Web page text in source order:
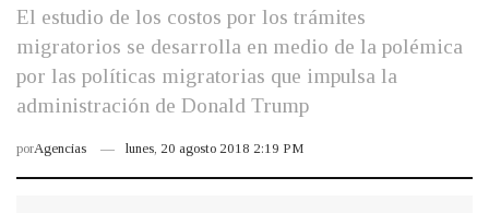
El estudio de los costos por los trámites
migratorios se desarrolla en medio de la polémica
por las políticas migratorias que impulsa la
administración de Donald Trump
porAgencias lunes, 20 agosto 2018 2:19 PM